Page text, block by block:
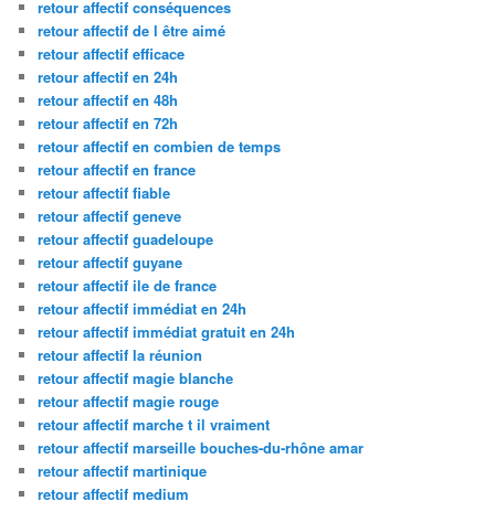
retour affectif conséquences
retour affectif de l être aimé
retour affectif efficace
retour affectif en 24h
retour affectif en 48h
retour affectif en 72h
retour affectif en combien de temps
retour affectif en france
retour affectif fiable
retour affectif geneve
retour affectif guadeloupe
retour affectif guyane
retour affectif ile de france
retour affectif immédiat en 24h
retour affectif immédiat gratuit en 24h
retour affectif la réunion
retour affectif magie blanche
retour affectif magie rouge
retour affectif marche t il vraiment
retour affectif marseille bouches-du-rhône amar
retour affectif martinique
retour affectif medium